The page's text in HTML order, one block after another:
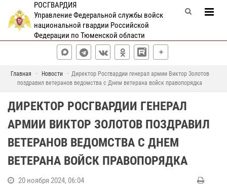
РОСГВАРДИЯ
Управление Федеральной службы войск
национальной гвардии Российской
Федерации по Тюменской области
Главная Новости
Директор Росгвардии генерал армии Виктор Золотов
поздравил ветеранов ведомства с Днем ветерана войск правопорядка
ДИРЕКТОР РОСГВАРДИИ ГЕНЕРАЛ
АРМИИ ВИКТОР ЗОЛОТОВ ПОЗДРАВИЛ
ВЕТЕРАНОВ ВЕДОМСТВА С ДНЕМ
ВЕТЕРАНА ВОЙСК ПРАВОПОРЯДКА
20 ноября 2024, 06:04